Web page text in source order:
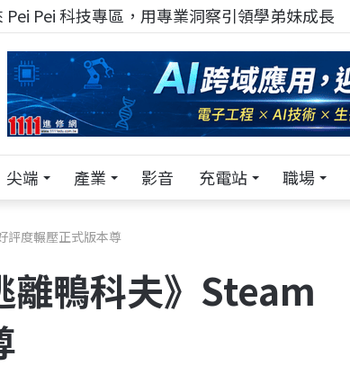
Pei 科技專區，用專業洞察引領學弟妹成長
尖端 產業 影音 充電站 職場
評度輾壓正式版本尊
離鴨科夫》Steam